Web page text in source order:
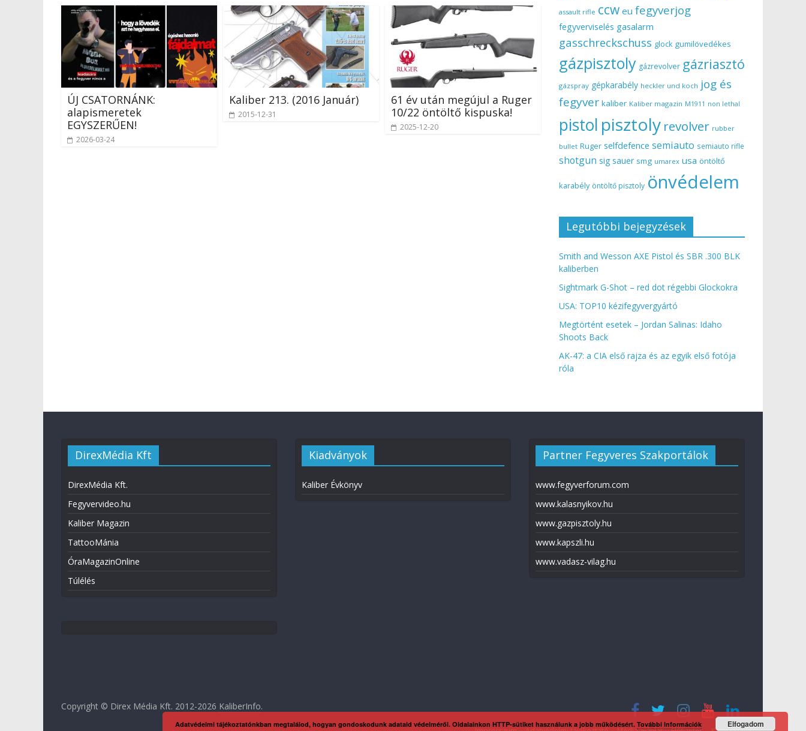
ÚJ CSATORNÁNK:
alapismeretek
EGYSZERŰEN!
2026-03-24
Kaliber 213. (2016 Január)
2015-12-31
61 év után megújul a Ruger
10/22 öntöltő kispuska!
2025-12-20
assault rifle ccw eu fegyverjog
fegyverviselés gasalarm
gasschreckschuss glock gumilövedékes
gázpisztoly gázrevolver gázriasztó
gázspray gépkarabély heckler und koch jog és
fegyver kaliber Kaliber magazin M1911 non lethal
pistol pisztoly revolver rubber
bullet Ruger selfdefence semiauto semiauto rifle
shotgun sig sauer smg umarex usa öntöltő
karabély öntöltő pisztoly önvédelem
Legutóbbi bejegyzések
Smith and Wesson AXE Pistol és SBR .300 BLK
kaliberben
Sightmark G-Shot – red dot régebbi Glockokra
USA: TOP10 kézifegyvergyártó
Megtörtént esetek – Jordan Salinas: Idaho
Shoots Back
AK-47: a CIA első rajza és az egyik első fotója
róla
DirexMédia Kft
DirexMédia Kft.
Fegyvervideo.hu
Kaliber Magazin
TattooMánia
ÓraMagazinOnline
Túlélés
Kiadványok
Kaliber Évkönyv
Partner Fegyveres Szakportálok
www.fegyverforum.com
www.kalasnyikov.hu
www.gazpisztoly.hu
www.kapszli.hu
www.vadasz-vilag.hu
Copyright © Direx Média Kft. 2012-2026 KaliberInfo.
Adatvédelmi tájékoztatónkban megtalálod, hogyan gondoskodunk adataid védelméről. Oldalainkon HTTP-sütiket használunk a jobb működésért. További információk Elfogadom